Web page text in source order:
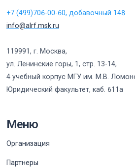
+7 (499)706-00-60, добавочный 148
info@alrf.msk.ru
119991, г. Москва,
ул. Ленинские горы, 1, стр. 13-14,
4 учебный корпус МГУ им. М.В.
Юридический факультет, каб. 611а
Меню
Организация
Партнеры